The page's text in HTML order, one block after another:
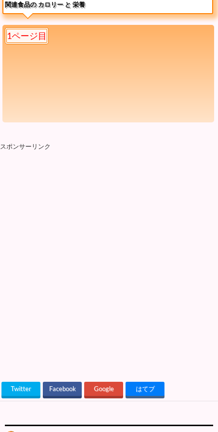
関連食品の カロリー と 栄養
1ページ目
スポンサーリンク
Twitter Facebook Google はてブ